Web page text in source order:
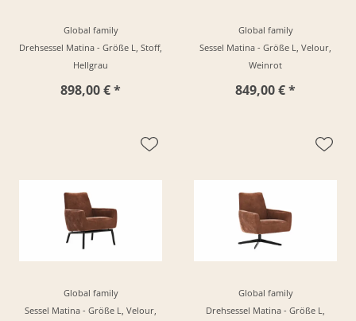
Global family
Drehsessel Matina - Größe L, Stoff,
Hellgrau
898,00 € *
Global family
Sessel Matina - Größe L, Velour,
Weinrot
849,00 € *
Global family
Sessel Matina - Größe L, Velour,
Global family
Drehsessel Matina - Größe L,